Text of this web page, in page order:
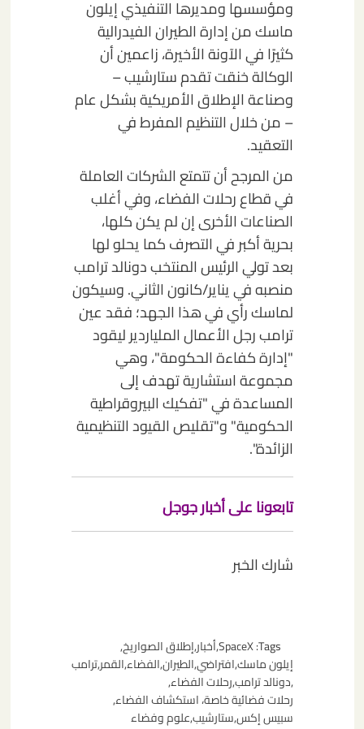
ومؤسسها ومديرها التنفيذي إيلون
ماسك من إدارة الطيران الفيدرالية
كثيرًا في الآونة الأخيرة، زاعمين أن
الوكالة خنقت تقدم ستارشيب –
وصناعة الإطلاق الأمريكية بشكل عام
– من خلال التنظيم المفرط في
التعقيد.
من المرجح أن تتمتع الشركات العاملة
في قطاع رحلات الفضاء، وفي أغلب
الصناعات الأخرى إن لم يكن كلها،
بحرية أكبر في التصرف كما يحلو لها
بعد تولي الرئيس المنتخب دونالد ترامب
منصبه في يناير/كانون الثاني. وسيكون
لماسك رأي في هذا الجهد؛ فقد عين
ترامب رجل الأعمال الملياردير ليقود
"إدارة كفاءة الحكومة"، وهي
مجموعة استشارية تهدف إلى
المساعدة في "تفكيك البيروقراطية
الحكومية" و"تقليص القيود التنظيمية
الزائدة".
تابعونا على أخبار جوجل
شارك الخبر
Tags:
SpaceX
,أخبار,إطلاق الصواريخ,
إيلون ماسك,افتراضي,الطيران,الفضاء,القمر,ترامب
,دونالد ترامب,رحلات الفضاء,
رحلات فضائية خاصة، استكشاف الفضاء,
سبيس إكس,ستارشيب,علوم وفضاء